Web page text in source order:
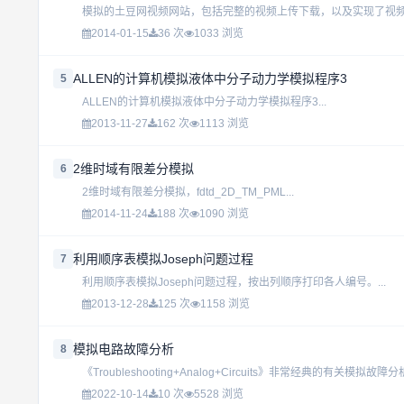
模拟的土豆网视频网站，包括完整的视频上传下载，以及实现了视
2014-01-15
36 次 1033 浏览
5 ALLEN的计算机模拟液体中分子动力学模拟程序3
ALLEN的计算机模拟液体中分子动力学模拟程序3...
2013-11-27
162 次 1113 浏览
6 2维时域有限差分模拟
2维时域有限差分模拟，fdtd_2D_TM_PML...
2014-11-24
188 次 1090 浏览
7 利用顺序表模拟Joseph问题过程
利用顺序表模拟Joseph问题过程，按出列顺序打印各人编号。...
2013-12-28
125 次 1158 浏览
8 模拟电路故障分析
《Troubleshooting+Analog+Circuits》非常经典的有关模拟故障分
2022-10-14
10 次 5528 浏览